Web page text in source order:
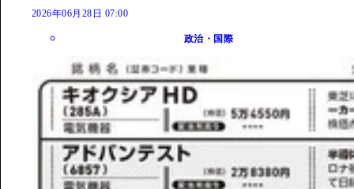
2026年06月28日 07:00
政治・国際